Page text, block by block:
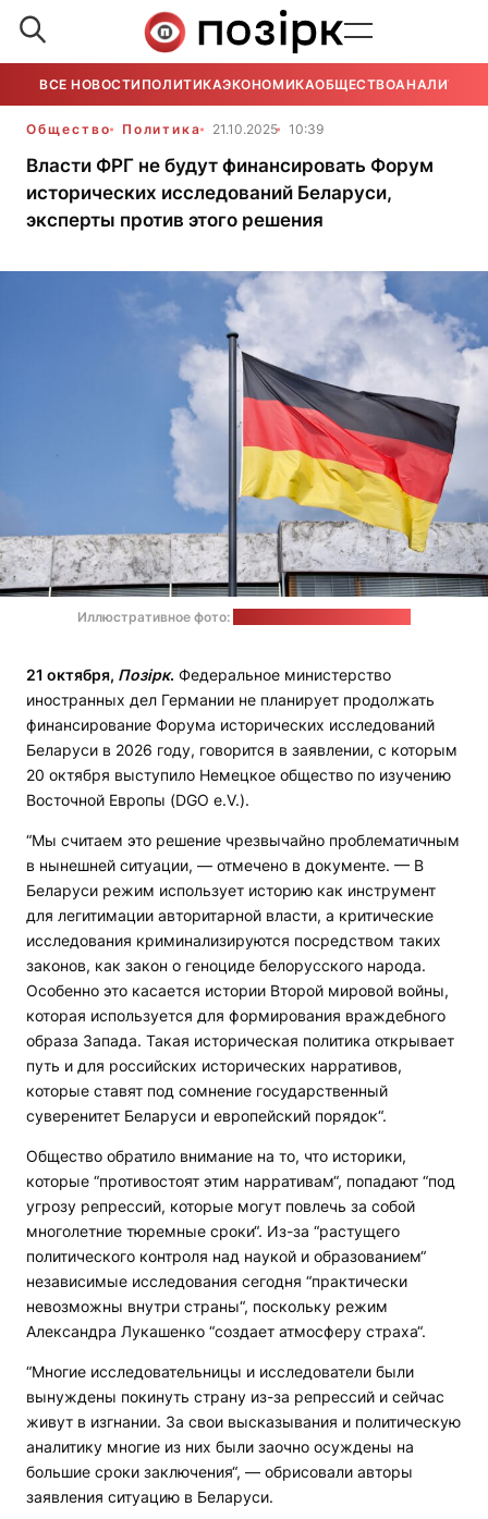
ВСЕ НОВОСТИ ПОЛИТИКАЭКОНОМИКАОБЩЕСТВОАНАЛИТИКА
Общество Политика 21.10.2025 10:39
Власти ФРГ не будут финансировать Форум
исторических исследований Беларуси,
эксперты против этого решения
Иллюстративное фото:
21 октября, Позірк. Федеральное министерство
иностранных дел Германии не планирует продолжать
финансирование Форума исторических исследований
Беларуси в 2026 году, говорится в заявлении, с которым
20 октября выступило Немецкое общество по изучению
Восточной Европы (DGO e.V.).
“Мы считаем это решение чрезвычайно проблематичным
в нынешней ситуации, — отмечено в документе. — В
Беларуси режим использует историю как инструмент
для легитимации авторитарной власти, а критические
исследования криминализируются посредством таких
законов, как закон о геноциде белорусского народа.
Особенно это касается истории Второй мировой войны,
которая используется для формирования враждебного
образа Запада. Такая историческая политика открывает
путь и для российских исторических нарративов,
которые ставят под сомнение государственный
суверенитет Беларуси и европейский порядок“.
Общество обратило внимание на то, что историки,
которые “противостоят этим нарративам“, попадают “под
угрозу репрессий, которые могут повлечь за собой
многолетние тюремные сроки“. Из-за “растущего
политического контроля над наукой и образованием“
независимые исследования сегодня “практически
невозможны внутри страны“, поскольку режим
Александра Лукашенко “создает атмосферу страха“.
“Многие исследовательницы и исследователи были
вынуждены покинуть страну из-за репрессий и сейчас
живут в изгнании. За свои высказывания и политическую
аналитику многие из них были заочно осуждены на
большие сроки заключения“, — обрисовали авторы
заявления ситуацию в Беларуси.